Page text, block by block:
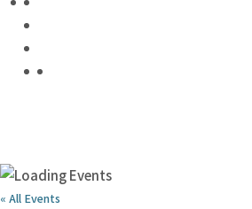
« All Events